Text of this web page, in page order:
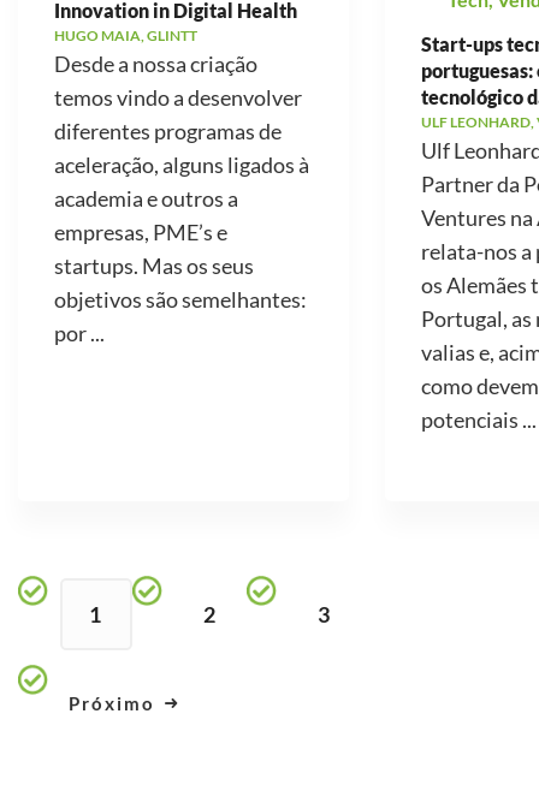
Innovation in Digital Health
HUGO MAIA, GLINTT
Desde a nossa criação
temos vindo a desenvolver
diferentes programas de
aceleração, alguns ligados à
academia e outros a
empresas, PME’s e
startups. Mas os seus
objetivos são semelhantes:
por ...
Start-ups
portuguesas:
tecnológico
ULF LEONHARD,
Ulf
Partner da
Ventures na
relata-nos a
os Alemães
Portugal, as
valias e,
como
potenciais ...
1 2 3
Próximo